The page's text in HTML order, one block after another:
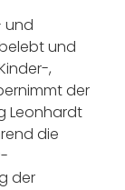
und
und
,
der
Leonhardt
die
der